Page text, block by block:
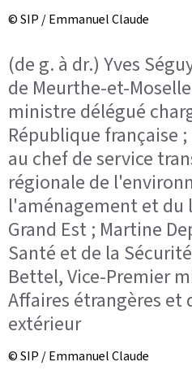
© SIP / Emmanuel Claude
(de g. à dr.) Yves
de Meurthe-et-
ministre délégué
République française
au chef de service
régionale de
l'aménagement et du
Grand Est ; Martine
Santé et de la
Bettel, Vice-Premier
Affaires étrangères et
extérieur
© SIP / Emmanuel Claude